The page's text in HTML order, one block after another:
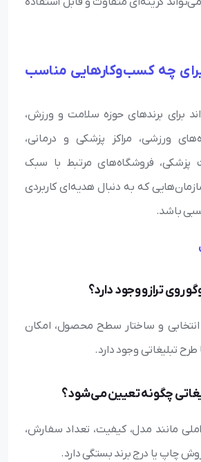
برای چه کسب‌وکارهایی مناسب
برای برندهای حوزه سلامت و ورزش،
ورزشی، مراکز پزشکی و درمانی،
پزشکی، فروشگاه‌های مرتبط با سبک
که به دنبال هدیه‌ای کاربردی
باشد.
روی ترازو وجود دارد؟
و ساختار سطح محصول، امکان
تبلیغاتی وجود دارد.
چگونه تعیین می‌شود؟
مانند مدل، کیفیت، تعداد سفارش،
چاپ یا درج برند بستگی دارد.